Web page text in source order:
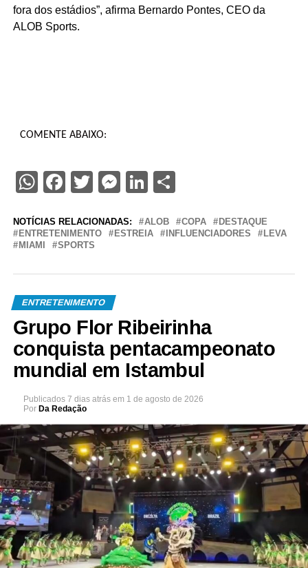
fora dos estádios”, afirma Bernardo Pontes, CEO da
ALOB Sports.
COMENTE ABAIXO:
WhatsApp
Facebook
Twitter
Messenger
LinkedIn
Share
NOTÍCIAS RELACIONADAS: ALOB COPA
DESTAQUE
ENTRETENIMENTO
ESTREIA INFLUENCIADORES
LEVA
MIAMI
SPORTS
ENTRETENIMENTO
Grupo Flor Ribeirinha
conquista pentacampeonato
mundial em Istambul
Publicados 7 dias atrás em 1 de agosto de 2026
Por Da Redação